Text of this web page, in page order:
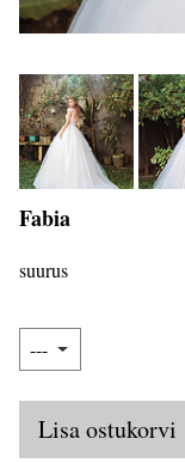
Fabia
suurus
Lisa ostukorvi